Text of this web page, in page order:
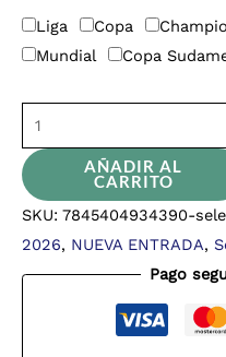
Liga
Copa
Mundial
Copa
AÑADIR AL
CARRITO
SKU: 7845404934390-
2026, NUEVA ENTRADA,
Pago